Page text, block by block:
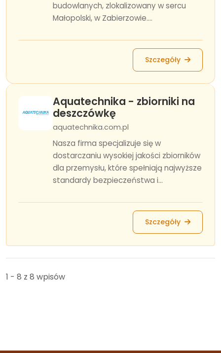
budowlanych, zlokalizowany w sercu
Małopolski, w Zabierzowie....
Szczegóły
Aquatechnika - zbiorniki na
deszczówkę
aquatechnika.com.pl
Nasza firma specjalizuje się w
dostarczaniu wysokiej jakości zbiorników
dla przemysłu, które spełniają najwyższe
standardy bezpieczeństwa i...
Szczegóły
1 - 8 z 8 wpisów